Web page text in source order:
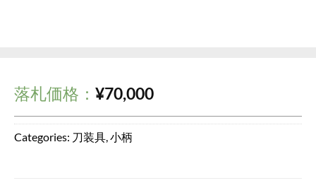
落札価格： ¥70,000
Categories: 刀装具 小柄